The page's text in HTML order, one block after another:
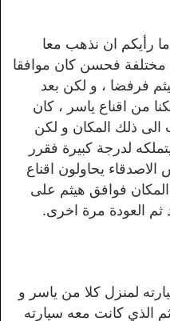
رأيكم ان نذهب معا
مختلفة فحسن كان موافقا
فرفضا ، و لكن بعد
من اقناع ياسر ، كان
ذلك المكان و لكن
لدرجة كبيرة فقرر
يحاولون اقناع
فوافق هيثم على
ثم العودة مرة اخرى.
لمنزل كلا من ياسر و
الذي كانت معه سيارته